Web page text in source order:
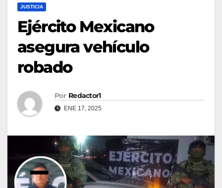
JUSTICIA
Ejército Mexicano
asegura vehículo
robado
Por Redactor1
ENE 17, 2025